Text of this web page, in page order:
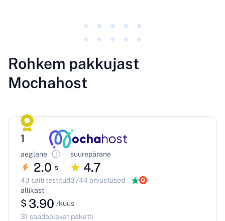
Rohkem pakkujast
Mochahost
1
aeglane
2.0 s
43 saiti testitud
suurepärane
4.7
3744 arvustused
allikast
$ 3.90 /kuus
31 saadaolevat paketti